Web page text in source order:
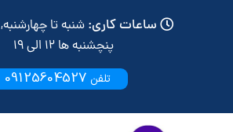
ساعات کاری: شنبه تا چهارشنبه, 15 الی 22
پنچشنبه ها 12 الی 19
تلفن 09125604527